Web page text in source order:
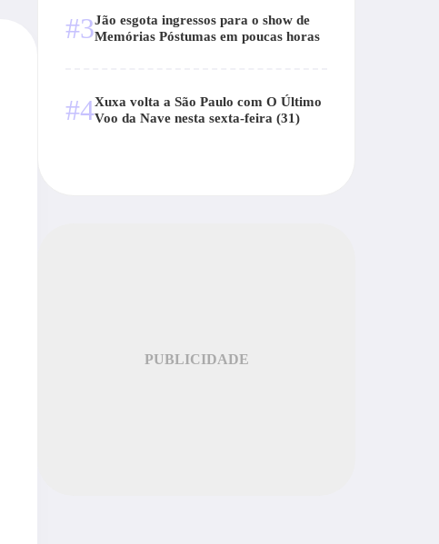
#3Jão esgota ingressos para o show de
Memórias Póstumas em poucas horas
#4Xuxa volta a São Paulo com O Último
Voo da Nave nesta sexta-feira (31)
PUBLICIDADE